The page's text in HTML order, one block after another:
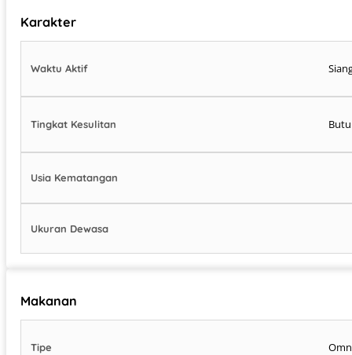
Karakter
Waktu Aktif
Tingkat Kesulitan
Usia Kematangan
Ukuran Dewasa
Makanan
Tipe